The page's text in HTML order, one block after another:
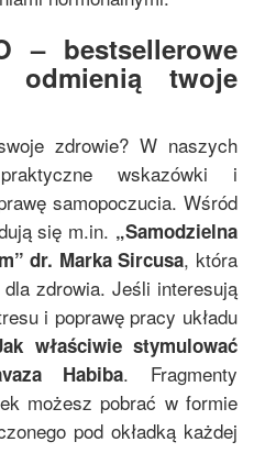
– bestsellerowe
odmienią twoje
zdrowie? W naszych
wskazówki i
samopoczucia. Wśród
się m.in. „Samodzielna
”dr. Marka Sircusa, która
zdrowia. Jeśli interesują
i poprawę pracy układu
właściwie stymulować
Habiba. Fragmenty
możesz pobrać w formie
pod okładką każdej